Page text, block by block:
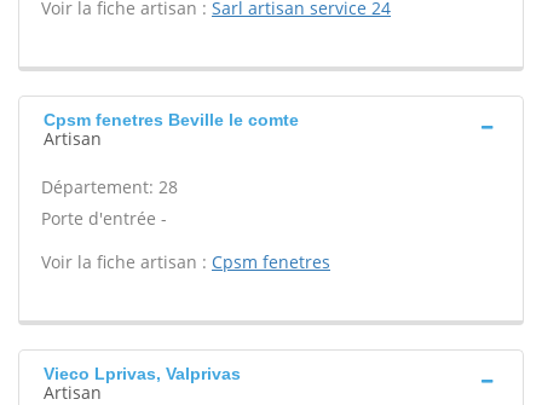
Voir la fiche artisan : Sarl artisan service 24
Cpsm fenetres Beville le comte
Artisan
Département: 28
Porte d'entrée -
Voir la fiche artisan : Cpsm fenetres
Vieco Lprivas, Valprivas
Artisan